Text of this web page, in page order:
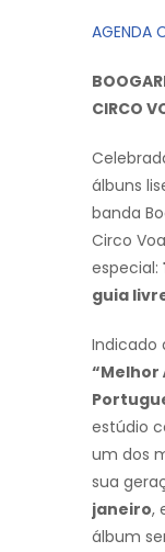
AGENDA
CIRCO
álbuns
banda
Circo
especial:
guia
Indicado
“Melhor
estúdio
um dos
sua
janeiro,
álbum